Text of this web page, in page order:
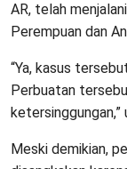
AR, telah
Perempuan dan
“Ya, kasus
Perbuatan
Meski demikian,